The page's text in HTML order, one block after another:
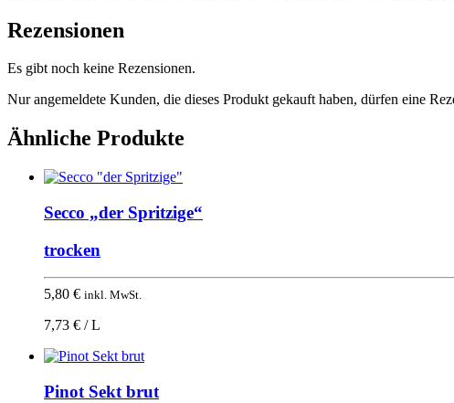
Rezensionen
Es gibt noch keine Rezensionen.
Nur angemeldete Kunden, die dieses Produkt gekauft haben, dürfen eine
Ähnliche Produkte
Secco „der Spritzige“
trocken
5,80 € inkl. MwSt.
7,73 € / L
Pinot Sekt brut